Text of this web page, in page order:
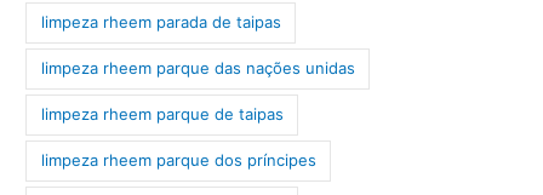
limpeza rheem parada de taipas
limpeza rheem parque das nações unidas
limpeza rheem parque de taipas
limpeza rheem parque dos príncipes